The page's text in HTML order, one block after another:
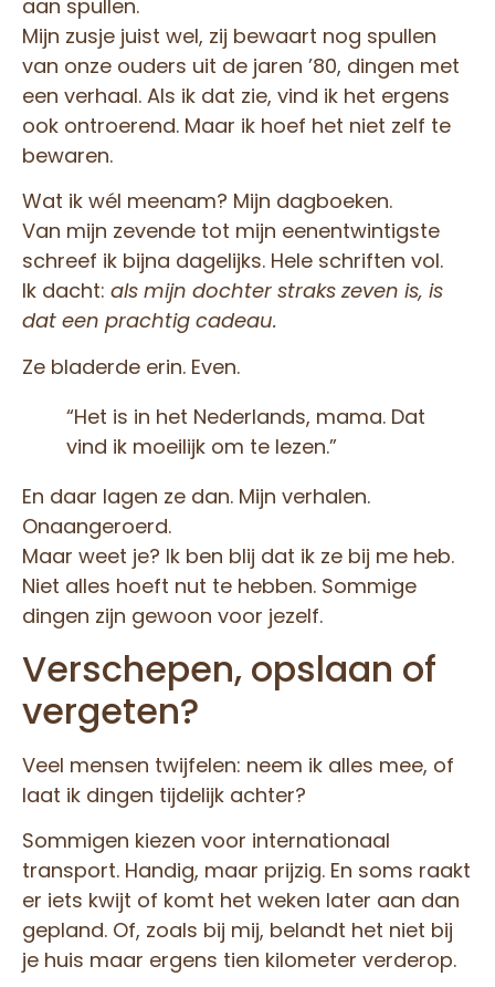
aan spullen.
Mijn zusje juist wel, zij bewaart nog spullen
van onze ouders uit de jaren ’80, dingen met
een verhaal. Als ik dat zie, vind ik het ergens
ook ontroerend. Maar ik hoef het niet zelf te
bewaren.
Wat ik wél meenam? Mijn dagboeken.
Van mijn zevende tot mijn eenentwintigste
schreef ik bijna dagelijks. Hele schriften vol.
Ik dacht: als mijn dochter straks zeven is, is
dat een prachtig cadeau.
Ze bladerde erin. Even.
“Het is in het Nederlands, mama. Dat
vind ik moeilijk om te lezen.”
En daar lagen ze dan. Mijn verhalen.
Onaangeroerd.
Maar weet je? Ik ben blij dat ik ze bij me heb.
Niet alles hoeft nut te hebben. Sommige
dingen zijn gewoon voor jezelf.
Verschepen, opslaan of
vergeten?
Veel mensen twijfelen: neem ik alles mee, of
laat ik dingen tijdelijk achter?
Sommigen kiezen voor internationaal
transport. Handig, maar prijzig. En soms raakt
er iets kwijt of komt het weken later aan dan
gepland. Of, zoals bij mij, belandt het niet bij
je huis maar ergens tien kilometer verderop.